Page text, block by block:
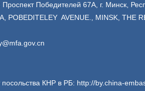
Победителей 67А, г. Минск,
POBEDITELEY AVENUE., MINSK, THE
КНР в РБ: http://by.china-